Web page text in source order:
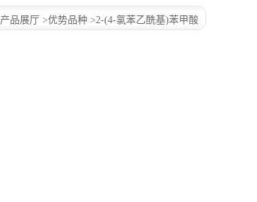
产品展厅 >优势品种 >2-(4-氯苯乙酰基)苯甲酸